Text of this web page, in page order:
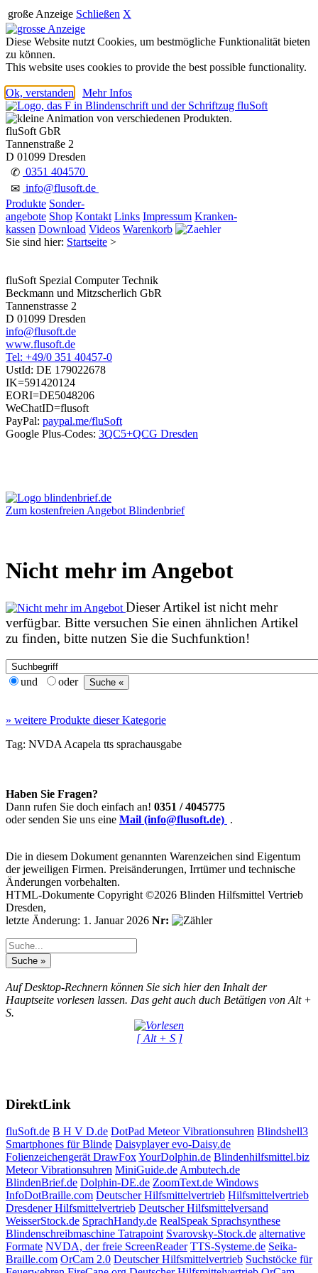
große Anzeige Schließen X
Diese Website nutzt Cookies, um bestmögliche Funktionalität bieten
zu können.
This website uses cookies to provide the best possible functionality.
Ok, verstanden Mehr Infos
fluSoft GbR
Tannenstraße 2
D 01099 Dresden
✆ 0351 404570
✉ info@flusoft.de
Produkte Sonder-
angebote Shop Kontakt Links Impressum Kranken-
kassen Download Videos Warenkorb
Sie sind hier: Startseite >
fluSoft Spezial Computer Technik
Beckmann und Mitzscherlich GbR
Tannenstrasse 2
D 01099 Dresden
info@flusoft.de
www.flusoft.de
Tel: +49/0 351 40457-0
UstId: DE 179022678
IK=591420124
EORI=DE5048206
WeChatID=flusoft
PayPal: paypal.me/fluSoft
Google Plus-Codes: 3QC5+QCG Dresden
Zum kostenfreien Angebot Blindenbrief
Nicht mehr im Angebot
Dieser Artikel ist nicht mehr
verfügbar. Bitte versuchen Sie einen ähnlichen Artikel
zu finden, bitte nutzen Sie die Suchfunktion!
und oder
» weitere Produkte dieser Kategorie
Tag: NVDA Acapela tts sprachausgabe
Haben Sie Fragen?
Dann rufen Sie doch einfach an! 0351 / 4045775
oder senden Sie uns eine Mail (info@flusoft.de) .
Die in diesem Dokument genannten Warenzeichen sind Eigentum
der jeweiligen Firmen. Preisänderungen, Irrtümer und technische
Änderungen vorbehalten.
HTML-Dokumente Copyright ©2026 Blinden Hilfsmittel Vertrieb
Dresden,
letzte Änderung: 1. Januar 2026 Nr:
Auf Desktop-Rechnern können Sie sich hier den Inhalt der
Hauptseite vorlesen lassen. Das geht auch duch Betätigen von Alt +
S.
[ Alt + S ]
DirektLink
fluSoft.de B H V D.de DotPad Meteor Vibrationsuhren Blindshell3
Smartphones für Blinde Daisyplayer evo-Daisy.de
Folienzeichengerät DrawFoxYourDolphin.de Blindenhilfsmittel.biz
Meteor Vibrationsuhren MiniGuide.de Ambutech.de
BlindenBrief.de Dolphin-DE.de ZoomText.de Windows
InfoDotBraille.com Deutscher Hilfsmittelvertrieb Hilfsmittelvertrieb
Dresdener Hilfsmittelvertrieb Deutscher Hilfsmittelversand
WeisserStock.de SprachHandy.de RealSpeak Sprachsynthese
Blindenschreibmaschine Tatrapoint Svarovsky-Stock.de alternative
Formate NVDA, der freie ScreenReader TTS-Systeme.de Seika-
Braille.com OrCam 2.0 Deutscher Hilfsmittelvertrieb Suchstöcke für